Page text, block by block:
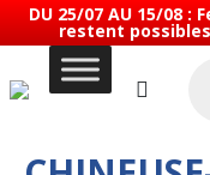
DU 25/07 AU 15/08
restent